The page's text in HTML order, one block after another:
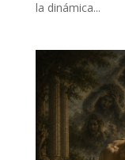
la dinámica...